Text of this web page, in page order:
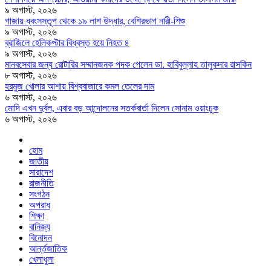
৯ অগাস্ট, ২০২৬
গাজায় ধ্বংসস্তূপ থেকে ১৯ লাশ উদ্ধার, বেশিরভাগ নারী-শিশু
৯ অগাস্ট, ২০২৬
ব্রাজিলে হেলিকপ্টার বিধ্বস্ত হয়ে নিহত ৪
৯ অগাস্ট, ২০২৬
মানবসেবার জন্য রোটারির সম্মানজনক পদক পেলেন ডা. হাবিবুল্লাহ তালুকদার রাসকিন
৮ অগাস্ট, ২০২৬
হরমুজ খোলার আশায় বিশ্ববাজারে কমল তেলের দাম
৬ অগাস্ট, ২০২৬
মোদি এখন দুর্বল, এবার বড় আন্দোলনের সতর্কবার্তা দিলেন সোনাম ওয়াংচুক
৬ অগাস্ট, ২০২৬
হোম
জাতীয়
সারাদেশ
রাজনীতি
সংগঠন
অপরাধ
শিক্ষা
বানিজ্য
বিনোদন
আর্ন্তজাতিক
খেলাধুলা